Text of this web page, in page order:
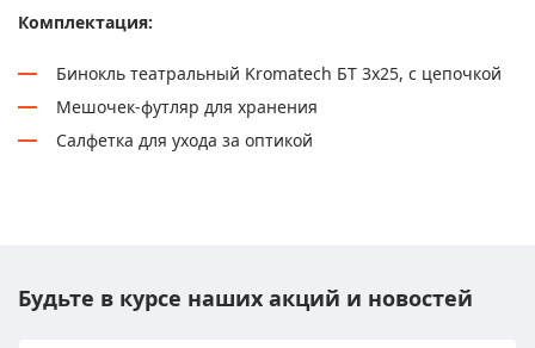
Комплектация:
Бинокль театральный Kromatech БТ 3x25, с цепочкой
Мешочек-футляр для хранения
Салфетка для ухода за оптикой
Будьте в курсе наших акций и новостей